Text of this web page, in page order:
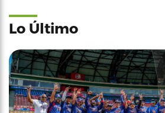
Lo Último